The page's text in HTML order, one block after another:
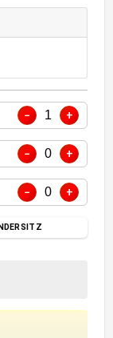
− 1 +
− 0 +
− 0 +